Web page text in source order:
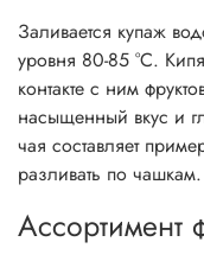
Заливается купаж
уровня 80-85 °C.
контакте с ним
насыщенный вкус и
чая составляет
разливать по чашкам.
Ассортимент